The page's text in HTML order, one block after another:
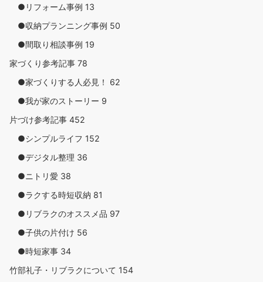
●リフォーム事例 13
●収納プランニング事例 50
●間取り相談事例 19
家づくり参考記事 78
●家づくりする人必見！ 62
●我が家のストーリー 9
片づけ参考記事 452
●シンプルライフ 152
●デジタル整理 36
●ニトリ愛 38
●ラクする時短収納 81
●リブラクのオススメ品 97
●子供の片付け 56
●時短家事 34
竹部礼子・リブラクについて 154